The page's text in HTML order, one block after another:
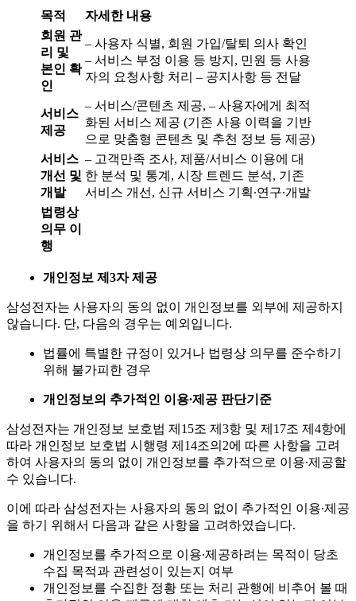
목적
자세한 내용
회원 관
리 및
본인 확
인
– 사용자 식별, 회원 가입/탈퇴 의사 확인
– 서비스 부정 이용 등 방지, 민원 등 사용
자의 요청사항 처리 – 공지사항 등 전달
서비스
제공
– 서비스/콘텐츠 제공, – 사용자에게 최적
화된 서비스 제공 (기존 사용 이력을 기반
으로 맞춤형 콘텐츠 및 추천 정보 등 제공)
서비스
개선 및
개발
– 고객만족 조사, 제품/서비스 이용에 대
한 분석 및 통계, 시장 트렌드 분석, 기존
서비스 개선, 신규 서비스 기획∙연구∙개발
법령상
의무 이
행
개인정보 제 3자 제공
삼성전자는 사용자의 동의 없이 개인정보를 외부에 제공하지
않습니다. 단, 다음의 경우는 예외입니다.
법률에 특별한 규정이 있거나 법령상 의무를 준수하기
위해 불가피한 경우
개인정보의 추가적인 이용∙제공 판단기준
삼성전자는 개인정보 보호법 제15조 제3항 및 제17조 제4항에
따라 개인정보 보호법 시행령 제14조의2에 따른 사항을 고려
하여 사용자의 동의 없이 개인정보를 추가적으로 이용∙제공할
수 있습니다.
이에 따라 삼성전자는 사용자의 동의 없이 추가적인 이용∙제공
을 하기 위해서 다음과 같은 사항을 고려하였습니다.
개인정보를 추가적으로 이용∙제공하려는 목적이 당초
수집 목적과 관련성이 있는지 여부
개인정보를 수집한 정황 또는 처리 관행에 비추어 볼 때